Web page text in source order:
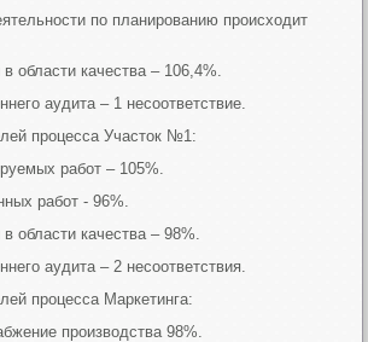
по планированию происходит
области качества – 106,4%.
аудита – 1 несоответствие.
процесса Участок №1:
работ – 105%.
работ - 96%.
области качества – 98%.
аудита – 2 несоответствия.
процесса Маркетинга:
производства 98%.